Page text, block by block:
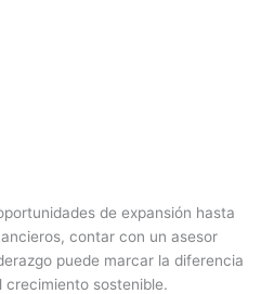
de expansión hasta
contar con un asesor
puede marcar la diferencia
sostenible.